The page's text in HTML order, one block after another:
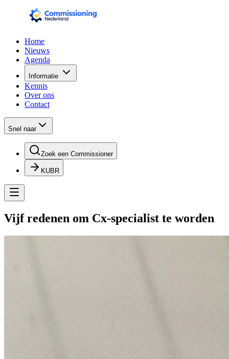
Home
Nieuws
Agenda
Informatie
Kennis
Over ons
Contact
Snel naar
Zoek een Commissioner
KUBR
Vijf redenen om Cx-specialist te worden